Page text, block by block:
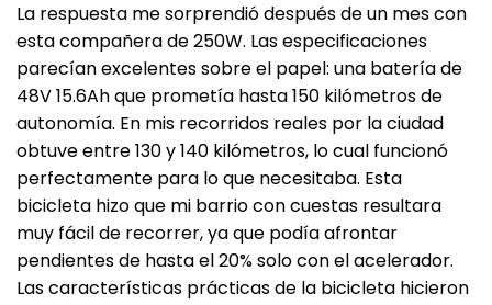
La respuesta me sorprendió después de un mes con
esta compañera de 250W. Las especificaciones
parecían excelentes sobre el papel: una batería de
48V 15.6Ah que prometía hasta 150 kilómetros de
autonomía. En mis recorridos reales por la ciudad
obtuve entre 130 y 140 kilómetros, lo cual funcionó
perfectamente para lo que necesitaba. Esta
bicicleta hizo que mi barrio con cuestas resultara
muy fácil de recorrer, ya que podía afrontar
pendientes de hasta el 20% solo con el acelerador.
Las características prácticas de la bicicleta hicieron